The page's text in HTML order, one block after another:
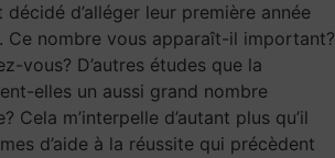
décidé d’alléger leur première année
Ce nombre vous apparaît-il important?
vous? D’autres études que la
elles un aussi grand nombre
Cela m’interpelle d’autant plus qu’il
d’aide à la réussite qui précèdent